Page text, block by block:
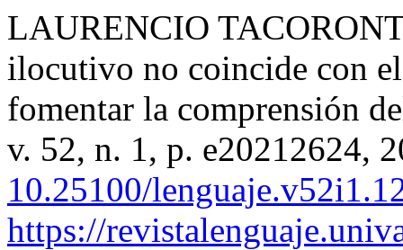
LAURENCIO
ilocutivo no coincide con
fomentar la comprensión
v. 52, n. 1, p. e20212624,
10.25100/
https://